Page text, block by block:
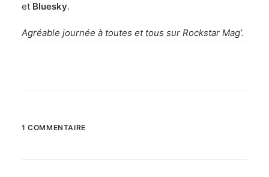
et Bluesky.
Agréable journée à toutes et tous sur Rockstar Mag’.
1 COMMENTAIRE